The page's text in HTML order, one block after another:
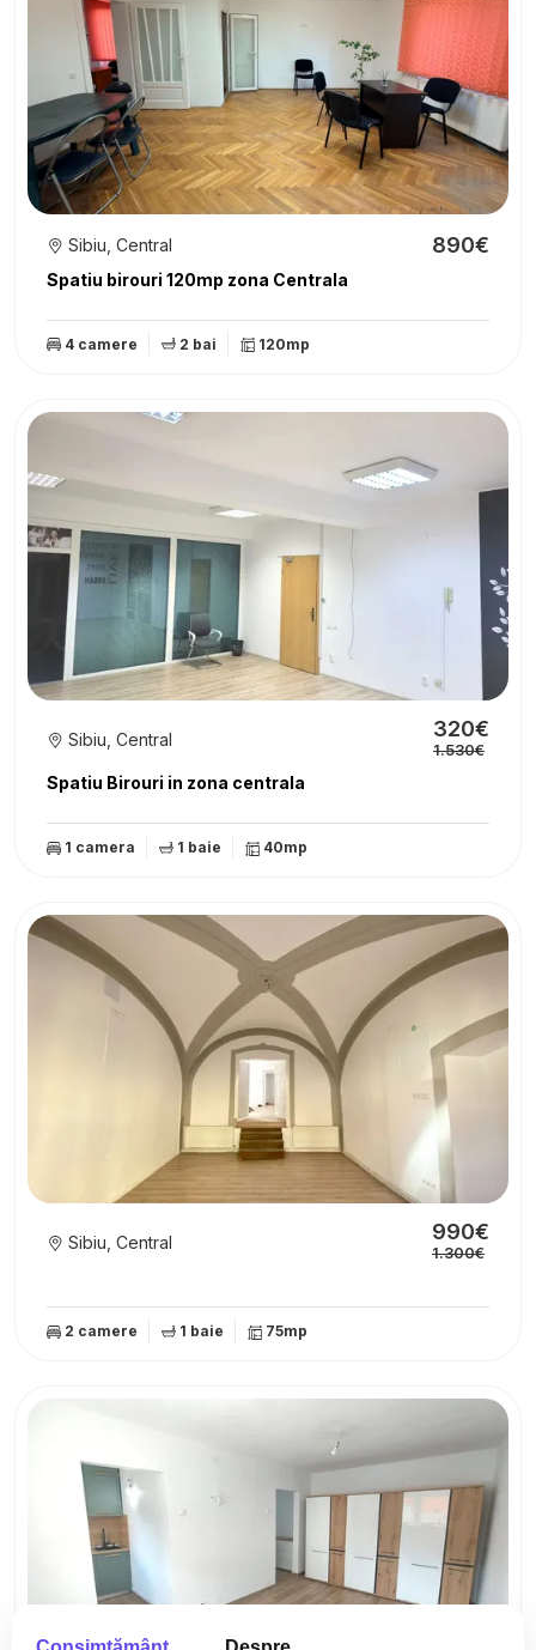
Spatiu birouri 120mp zona Centrala
Sibiu, Central 890€
4 camere 2 bai 120mp
Spatiu Birouri in zona centrala
Sibiu, Central 320€
1.530€
1 camera 1 baie 40mp
Sibiu, Central 990€
1.300€
2 camere 1 baie 75mp